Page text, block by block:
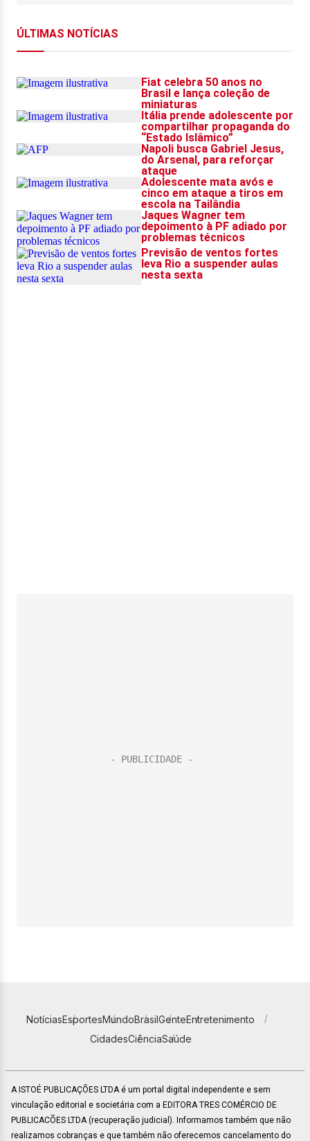
NotíciasEsportesMundoBrasilGenteEntretenimento
CidadesCiênciaSaúde
A ISTOÉ PUBLICAÇÕES LTDA é um portal digital independente e sem
vinculação editorial e societária com a EDITORA TRES COMÉRCIO DE
PUBLICACÕES LTDA (recuperação judicial). Informamos também que não
realizamos cobranças e que também não oferecemos cancelamento do